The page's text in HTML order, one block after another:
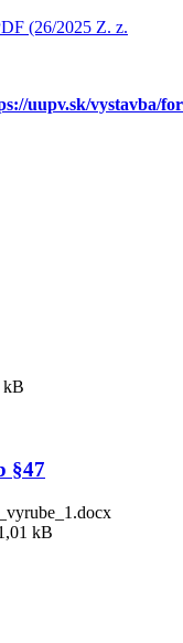
(26/2025 Z. z.
uupv.sk/vystavba/
kB
§47
kB